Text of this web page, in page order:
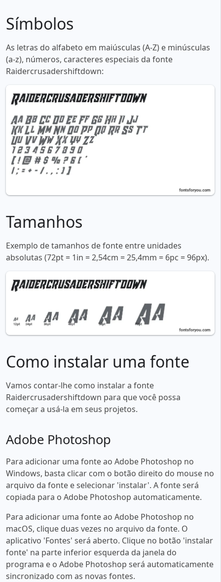
Símbolos
As letras do alfabeto em maiúsculas (A-Z) e minúsculas
(a-z), números, caracteres especiais da fonte
Raidercrusadershiftdown:
Tamanhos
Exemplo de tamanhos de fonte entre unidades
absolutas (72pt = 1in = 2,54cm = 25,4mm = 6pc = 96px).
Como instalar uma fonte
Vamos contar-lhe como instalar a fonte
Raidercrusadershiftdown para que você possa
começar a usá-la em seus projetos.
Adobe Photoshop
Para adicionar uma fonte ao Adobe Photoshop no
Windows, basta clicar com o botão direito do mouse no
arquivo da fonte e selecionar 'instalar'. A fonte será
copiada para o Adobe Photoshop automaticamente.
Para adicionar uma fonte ao Adobe Photoshop no
macOS, clique duas vezes no arquivo da fonte. O
aplicativo 'Fontes' será aberto. Clique no botão 'instalar
fonte' na parte inferior esquerda da janela do
programa e o Adobe Photoshop será automaticamente
sincronizado com as novas fontes.